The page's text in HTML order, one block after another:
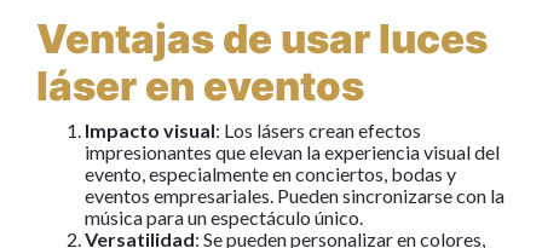
Ventajas de usar luces
láser en eventos
Impacto visual: Los lásers crean efectos
impresionantes que elevan la experiencia visual del
evento, especialmente en conciertos, bodas y
eventos empresariales. Pueden sincronizarse con la
música para un espectáculo único.
Versatilidad: Se pueden personalizar en colores,